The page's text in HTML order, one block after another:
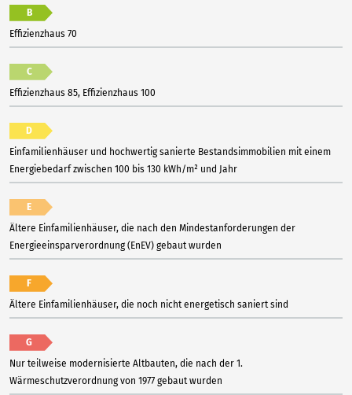
B
Effizienzhaus 70
C
Effizienzhaus 85, Effizienzhaus 100
D
Einfamilienhäuser und hochwertig sanierte Bestandsimmobilien mit einem
Energiebedarf zwischen 100 bis 130 kWh/m² und Jahr
E
Ältere Einfamilienhäuser, die nach den Mindestanforderungen der
Energieeinsparverordnung (EnEV) gebaut wurden
F
Ältere Einfamilienhäuser, die noch nicht energetisch saniert sind
G
Nur teilweise modernisierte Altbauten, die nach der 1.
Wärmeschutzverordnung von 1977 gebaut wurden